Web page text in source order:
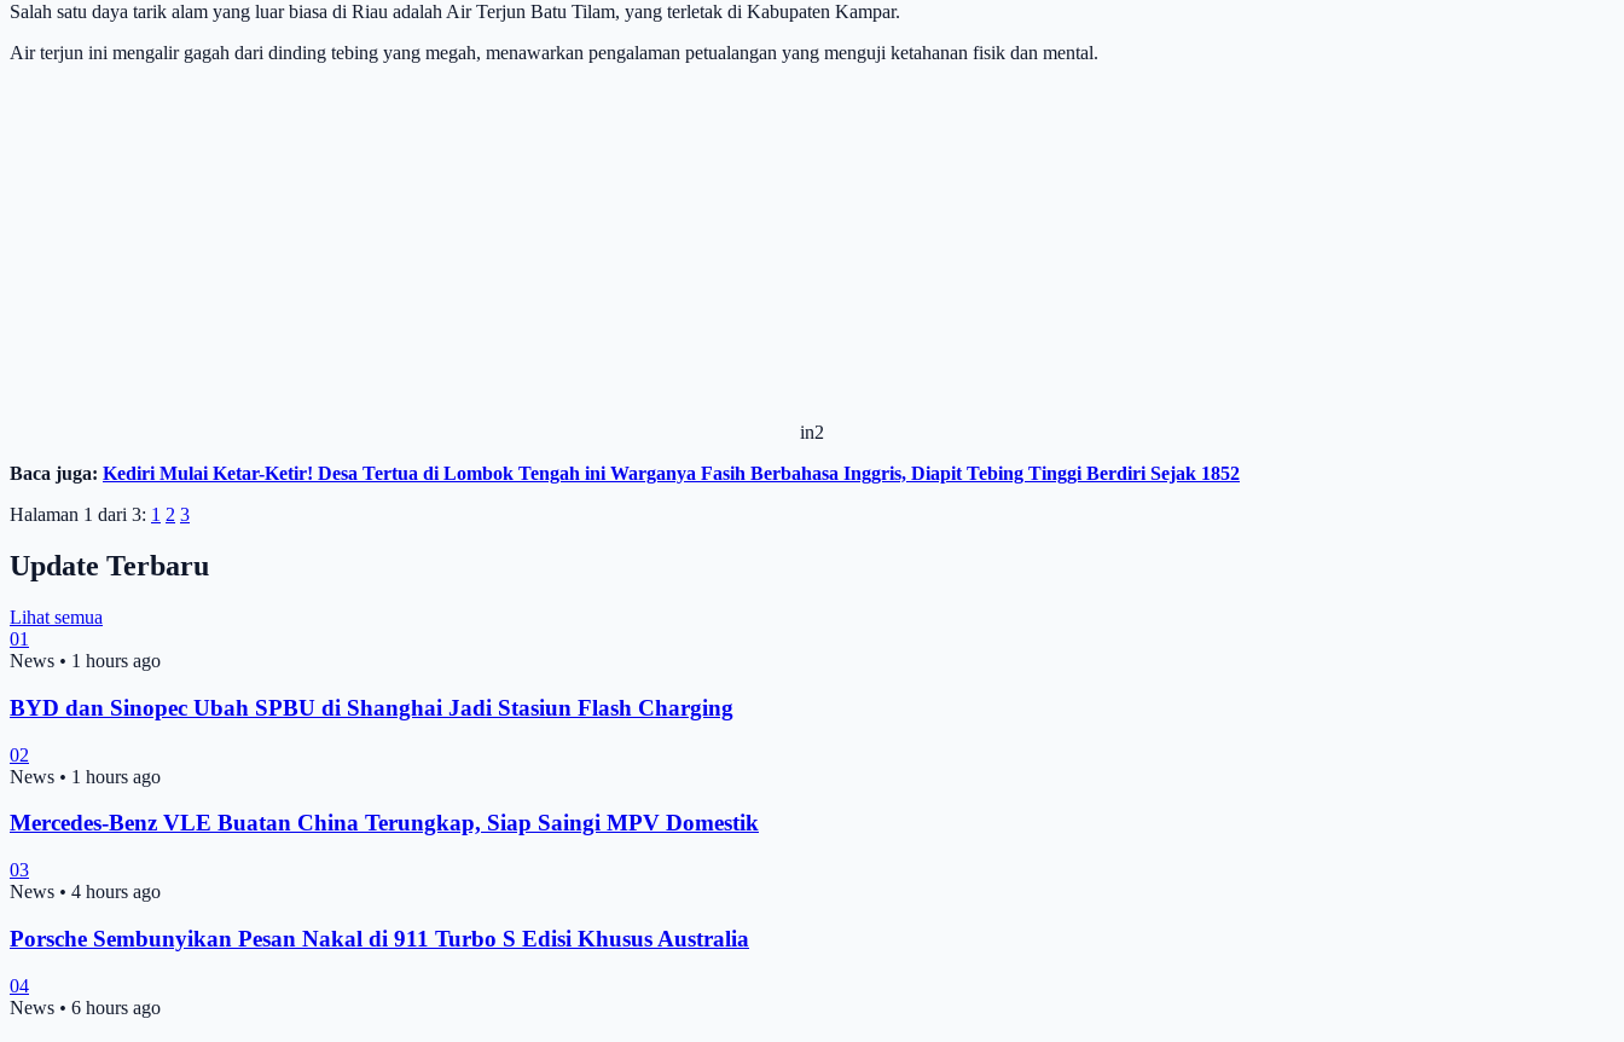
Salah satu daya tarik alam yang luar biasa di Riau adalah Air Terjun Batu Tilam, yang terletak di Kabupaten Kampar.
Air terjun ini mengalir gagah dari dinding tebing yang megah, menawarkan pengalaman petualangan yang menguji ketahanan fisik dan mental.
in2
Baca juga: Kediri Mulai Ketar-Ketir! Desa Tertua di Lombok Tengah ini Warganya Fasih Berbahasa Inggris, Diapit Tebing Tinggi Berdiri Sejak 1852
Halaman 1 dari 3: 1 2 3
Update Terbaru
Lihat semua
01
News • 1 hours ago
BYD dan Sinopec Ubah SPBU di Shanghai Jadi Stasiun Flash Charging
02
News • 1 hours ago
Mercedes-Benz VLE Buatan China Terungkap, Siap Saingi MPV Domestik
03
News • 4 hours ago
Porsche Sembunyikan Pesan Nakal di 911 Turbo S Edisi Khusus Australia
04
News • 6 hours ago